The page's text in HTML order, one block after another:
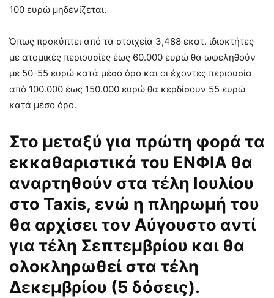
100 ευρώ μηδενίζεται.
Όπως προκύπτει από τα στοιχεία 3,488 εκατ. ιδιοκτήτες
με ατομικές περιουσίες έως 60.000 ευρώ θα ωφεληθούν
με 50-55 ευρώ κατά μέσο όρο και οι έχοντες περιουσία
από 100.000 έως 150.000 ευρώ θα κερδίσουν 55 ευρώ
κατά μέσο όρο.
Στο μεταξύ για πρώτη φορά τα
εκκαθαριστικά του ΕΝΦΙΑ θα
αναρτηθούν στα τέλη Ιουλίου
στο Taxis, ενώ η πληρωμή του
θα αρχίσει τον Αύγουστο αντί
για τέλη Σεπτεμβρίου και θα
ολοκληρωθεί στα τέλη
Δεκεμβρίου (5 δόσεις).